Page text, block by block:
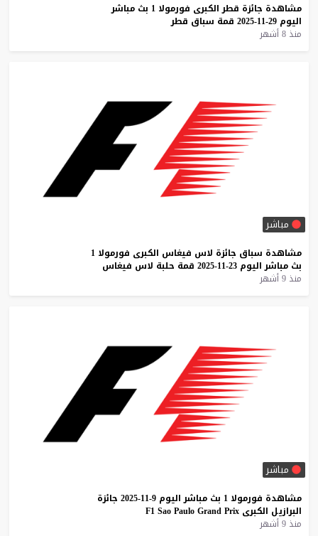
مشاهدة جائزة قطر الكبرى فورمولا 1 بث مباشر
اليوم 29-11-2025 قمة سباق قطر
منذ 8 أشهر
مباشر
مشاهدة سباق جائزة لاس فيغاس الكبرى فورمولا 1
بث مباشر اليوم 23-11-2025 قمة حلبة لاس فيغاس
منذ 9 أشهر
مباشر
مشاهدة فورمولا 1 بث مباشر اليوم 9-11-2025
جائزة
البرازيل الكبرى F1 Sao Paulo Grand Prix
منذ 9 أشهر